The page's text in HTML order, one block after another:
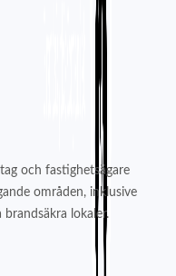
och fastighetsägare
områden, inklusive
lokaler.